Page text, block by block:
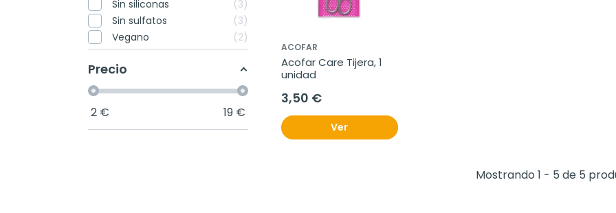
Sin siliconas
3
Sin sulfatos
3
Vegano
2
Precio
2 € 19 €
ACOFAR
Acofar Care Tijera, 1
unidad
3,50 €
Ver
Mostrando 1 - 5 de 5